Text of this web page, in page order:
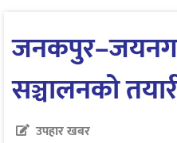
सञ्चालनको
उपहार खबर